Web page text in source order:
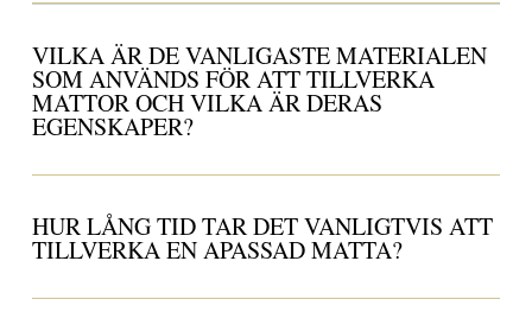
VILKA ÄR DE VANLIGASTE MATERIALEN
SOM ANVÄNDS FÖR ATT TILLVERKA
MATTOR OCH VILKA ÄR DERAS
EGENSKAPER?
HUR LÅNG TID TAR DET VANLIGTVIS ATT
TILLVERKA EN APASSAD MATTA?